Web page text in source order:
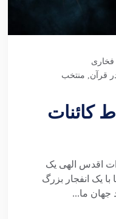
فخاری
قرآن, منتخب
کائنات
اقدس الهی یک
با یک انفجار بزرگ
جهان ما...